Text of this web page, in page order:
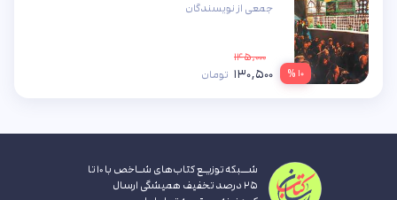
۱۰ %
جمعی از نویسندگان
۱۴۵,۰۰۰
۱۳۰,۵۰۰ تومان
شــبکه توزیـع کتاب‌های شـاخص با ۱۰ تا
۲۵ درصد تخفیف همیشگی ارسال